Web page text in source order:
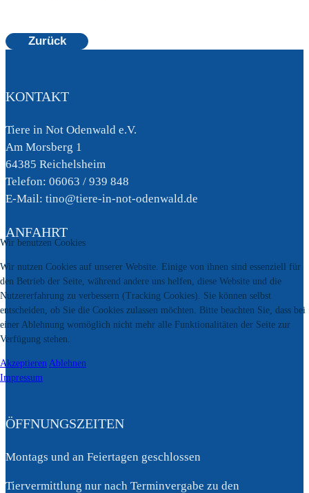
Zurück
KONTAKT
Tiere in Not Odenwald e.V.
Am Morsberg 1
64385 Reichelsheim
Telefon: 06063 / 939 848
E-Mail: tino@tiere-in-not-odenwald.de
ANFAHRT
ÖFFNUNGSZEITEN
Montags und an Feiertagen geschlossen
Tiervermittlung nur nach Terminvergabe zu den
Wir benutzen Cookies
Wir nutzen Cookies auf unserer Website. Einige von ihnen sind essenziell für
den Betrieb der Seite, während andere uns helfen, diese Website und die
Nutzererfahrung zu verbessern (Tracking Cookies). Sie können selbst
entscheiden, ob Sie die Cookies zulassen möchten. Bitte beachten Sie, dass bei
einer Ablehnung womöglich nicht mehr alle Funktionalitäten der Seite zur
Verfügung stehen.
Akzeptieren Ablehnen
Impressum